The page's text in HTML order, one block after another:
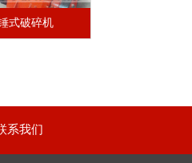
式破碎机
系我们